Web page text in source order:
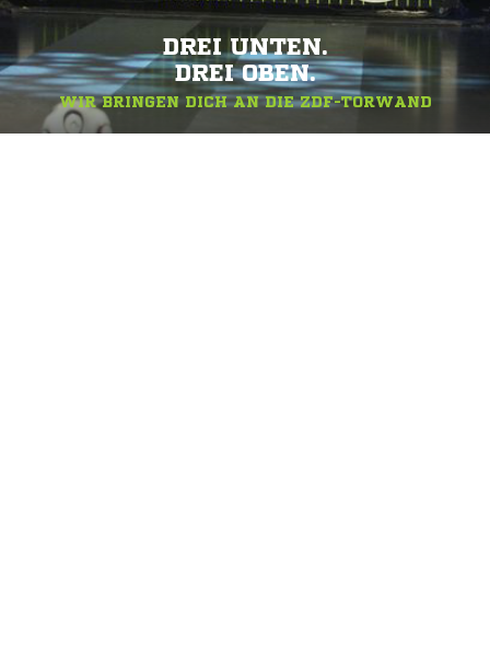
DREI UNTEN.
DREI OBEN.
WIR BRINGEN DICH AN DIE ZDF-TORWAND